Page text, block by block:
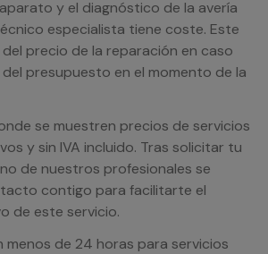
y el diagnóstico de la avería
especialista tiene coste. Este
precio de la reparación en caso
presupuesto en el momento de la
se muestren precios de servicios
y sin IVA incluido. Tras solicitar tu
de nuestros profesionales se
contigo para facilitarte el
de este servicio.
menos de 24 horas para servicios